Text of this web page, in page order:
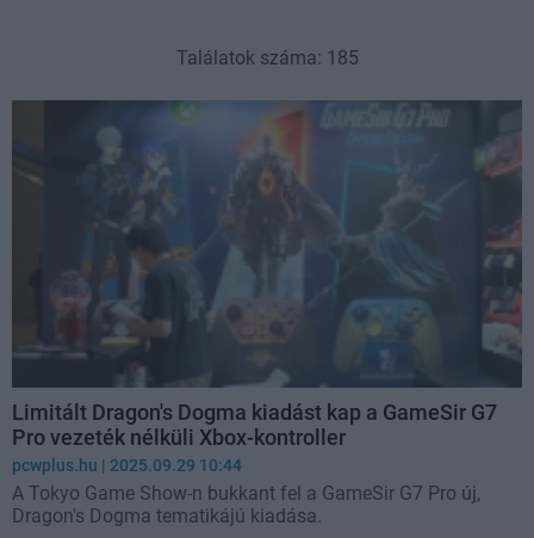
Találatok száma: 185
Limitált Dragon's Dogma kiadást kap a GameSir G7
Pro vezeték nélküli Xbox-kontroller
pcwplus.hu | 2025.09.29 10:44
A Tokyo Game Show-n bukkant fel a GameSir G7 Pro új,
Dragon's Dogma tematikájú kiadása.